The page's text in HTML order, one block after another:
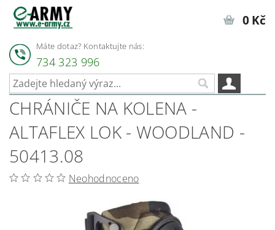
Máte dotaz? Kontaktujte nás:
734 323 996
0 Kč
CHRÁNIČE NA KOLENA -
ALTAFLEX LOK - WOODLAND -
50413.08
Neohodnoceno